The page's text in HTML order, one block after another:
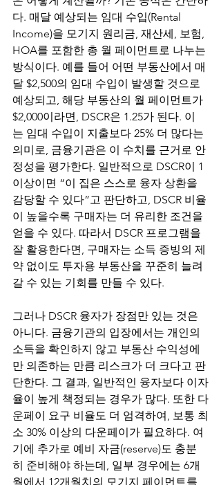
다. 매달 예상되는 임대 수입(Rental
Income)을 모기지 원리금, 재산세, 보험,
HOA를 포함한 총 월 페이먼트로 나누는
방식이다. 예를 들어 어떤 부동산에서 매
달 $2,500의 임대 수입이 발생할 것으로
예상되고, 해당 부동산의 월 페이먼트가
$2,000이라면, DSCR은 1.25가 된다. 이
는 임대 수입이 지출보다 25% 더 많다는
의미로, 금융기관은 이 수치를 근거로 안
정성을 평가한다. 일반적으로 DSCR이 1
이상이면 “이 집은 스스로 융자 상환을
감당할 수 있다”고 판단하고, DSCR 비율
이 높을수록 구매자는 더 유리한 조건을
얻을 수 있다. 따라서 DSCR 프로그램을
잘 활용한다면, 구매자는 소득 증빙의 제
약 없이도 투자용 부동산을 꾸준히 늘려
갈 수 있는 기회를 만들 수 있다.
그러나 DSCR 융자가 장점만 있는 것은
아니다. 금융기관의 입장에서는 개인의
소득을 확인하지 않고 부동산 수익성에
만 의존하는 만큼 리스크가 더 크다고 판
단한다. 그 결과, 일반적인 융자보다 이자
율이 높게 책정되는 경우가 많다. 또한 다
운페이 요구 비율도 더 엄격하여, 보통 최
소 30% 이상의 다운페이가 필요하다. 여
기에 추가로 예비 자금(reserve)도 충분
히 준비해야 하는데, 일부 경우에는 6개
월에서 12개월치의 모기지 페이먼트를